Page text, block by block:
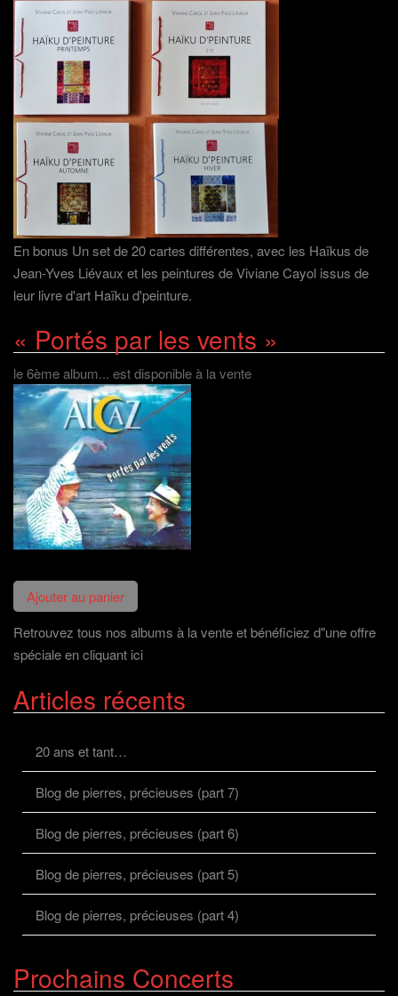
En bonus Un set de 20 cartes différentes, avec les Haïkus de
Jean-Yves Liévaux et les peintures de Viviane Cayol issus de
leur livre d'art Haïku d'peinture.
« Portés par les vents »
le 6ème album... est disponible à la vente
Retrouvez tous nos albums à la vente et bénéficiez d"une offre
spéciale en cliquant ici
Articles récents
20 ans et tant…
Blog de pierres, précieuses (part 7)
Blog de pierres, précieuses (part 6)
Blog de pierres, précieuses (part 5)
Blog de pierres, précieuses (part 4)
Prochains Concerts